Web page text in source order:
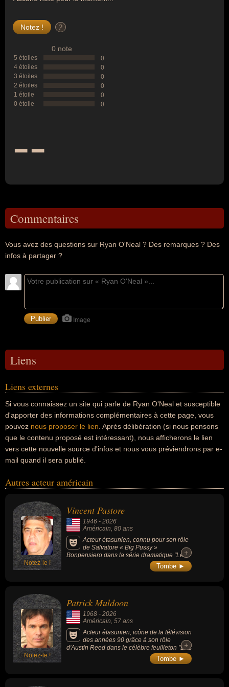
?
0 note
5 étoiles
0
4 étoiles
0
3 étoiles
0
2 étoiles
0
1 étoile
0
0 étoile
0
--
Commentaires
Vous avez des questions sur Ryan O'Neal ? Des remarques ? Des
infos à partager ?
Image
Liens
Liens externes
Si vous connaissez un site qui parle de Ryan O'Neal et susceptible
d'apporter des informations complémentaires à cette page, vous
pouvez nous proposer le lien . Après délibération (si nous pensons
que le contenu proposé est intéressant), nous afficherons le lien
vers cette nouvelle source d'infos et nous vous préviendrons par e-
mail quand il sera publié.
Autres acteur américain
Notez-le !
Vincent Pastore
1946 - 2026
Américain, 80 ans
Acteur étasunien, connu pour son rôle
de Salvatore « Big Pussy »
Bonpensiero dans la série dramatique "Les
Soprano" (1999-2007), qui lui a valu une
reconnaissance internationale et un Screen
+
+
Tombe ►
Notez-le !
Patrick Muldoon
1968 - 2026
Américain , 57 ans
Acteur étasunien, icône de la télévision
des années 90 grâce à son rôle
d'Austin Reed dans le célèbre feuilleton "Des
jours et des vies" (1965-2022), celui de
Richard Hart, le compagnon de Jane
+
+
Tombe ►